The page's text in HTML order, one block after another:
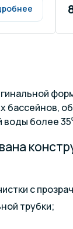
бассейнов,
более
с
трубки;